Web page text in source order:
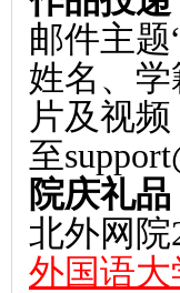
邮件主题
姓名、
片及视
至
院庆礼品
北外网院
外国语大